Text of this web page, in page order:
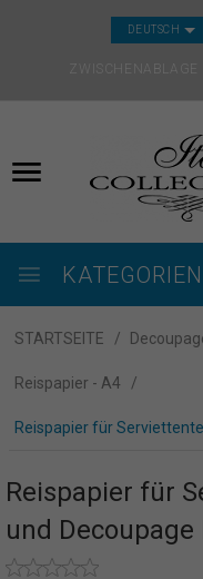
DEUTSCH
ZWISCHENABLAGE
KATEGORIEN
STARTSEITE
Reispapier - A4
Reispapier für
Reispapier für
und Decoupage